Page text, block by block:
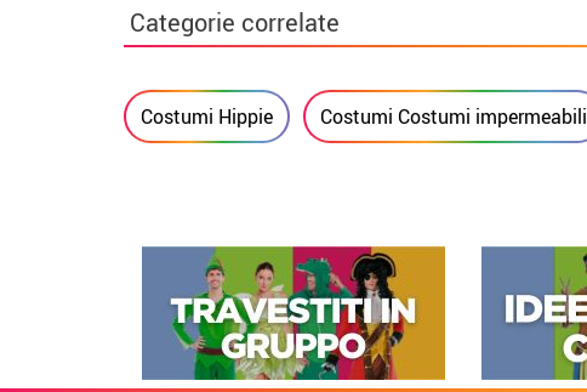
Categorie correlate
Costumi Hippie Costumi Costumi impermeabili